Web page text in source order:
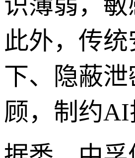
此外，传
下、隐蔽
顾，制约